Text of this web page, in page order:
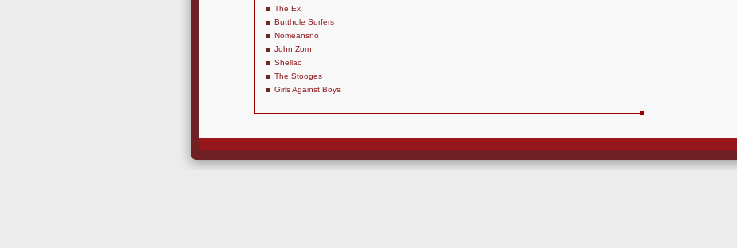
The Ex
Butthole Surfers
Nomeansno
John Zorn
Shellac
The Stooges
Girls Against Boys